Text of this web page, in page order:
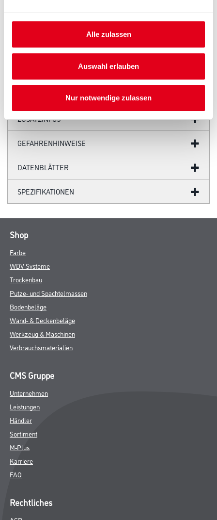
Alle zulassen
Auswahl erlauben
Nur notwendige zulassen
PRODUKTEIGENSCHAFTEN
Produkteigenschaft
Lüftungswinkel 10 x 90 mm mit einseitiger Rechtecklochung.
ZUSATZINFOS
GEFAHRENHINWEISE
DATENBLÄTTER
SPEZIFIKATIONEN
Shop
Farbe
WDV-Systeme
Trockenbau
Putze- und Spachtelmassen
Bodenbeläge
Wand- & Deckenbeläge
Werkzeug & Maschinen
Verbrauchsmaterialien
CMS Gruppe
Unternehmen
Leistungen
Händler
Sortiment
M-Plus
Karriere
FAQ
Rechtliches